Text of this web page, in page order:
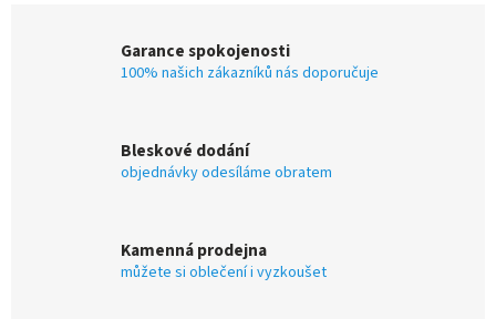
Garance spokojenosti
100% našich zákazníků nás doporučuje
Bleskové dodání
objednávky odesíláme obratem
Kamenná prodejna
můžete si oblečení i vyzkoušet